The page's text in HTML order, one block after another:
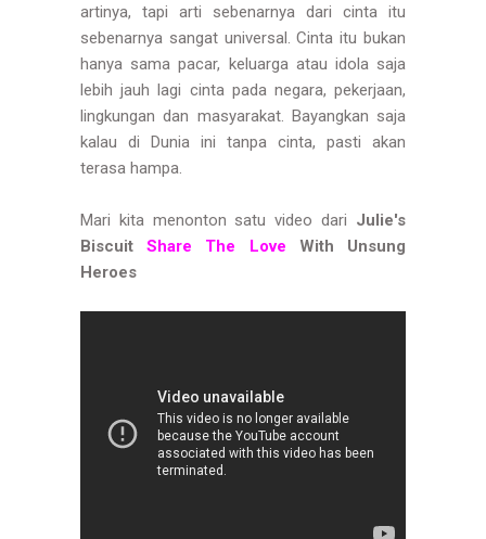
artinya, tapi arti sebenarnya dari cinta itu
sebenarnya sangat universal. Cinta itu bukan
hanya sama pacar, keluarga atau idola saja
lebih jauh lagi cinta pada negara, pekerjaan,
lingkungan dan masyarakat. Bayangkan saja
kalau di Dunia ini tanpa cinta, pasti akan
terasa hampa.
Mari kita menonton satu video dari Julie's
BiscuitShare The Love With Unsung
Heroes